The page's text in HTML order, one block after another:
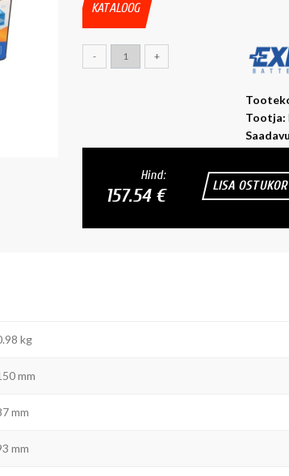
KATALOOG
Tootja:
- +
Hind:
157.54 € LISA
kg
mm
mm
mm